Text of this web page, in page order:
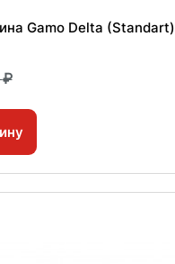
Gamo Delta (Standart)